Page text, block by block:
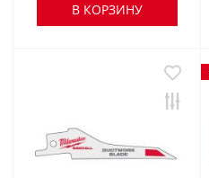
В КОРЗИНУ